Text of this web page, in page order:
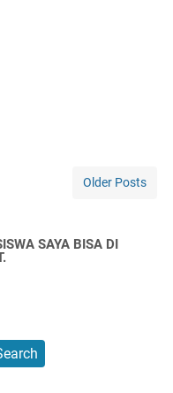
Older Posts
SAYA BISA DI